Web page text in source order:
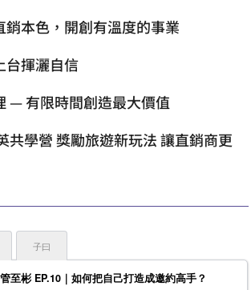
銷本色，開創有溫度的事業
台揮灑自信
— 有限時間創造最大價值
玩法 讓直銷商更
至彬 EP.10｜如何把自己打造成邀約高手？
子曰